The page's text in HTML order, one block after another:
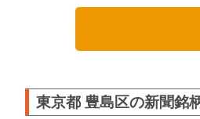
東京都 豊島区の新聞銘